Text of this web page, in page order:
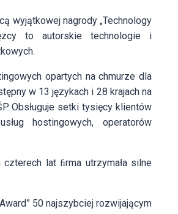
wyjątkowej nagrody „Technology
to autorskie technologie i
opartych na chmurze dla
w 13 językach i 28 krajach na
Obsługuje setki tysięcy klientów
hostingowych, operatorów
lat ﬁrma utrzymała silne
50 najszybciej rozwijającym